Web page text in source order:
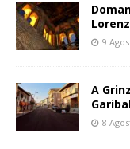
9
A
8